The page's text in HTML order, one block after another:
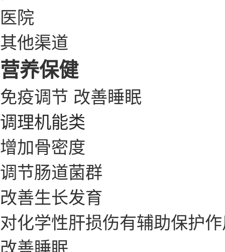
医院
其他渠道
营养保健
免疫调节 改善睡眠
调理机能类
增加骨密度
调节肠道菌群
改善生长发育
对化学性肝损伤有辅助保护
改善睡眠